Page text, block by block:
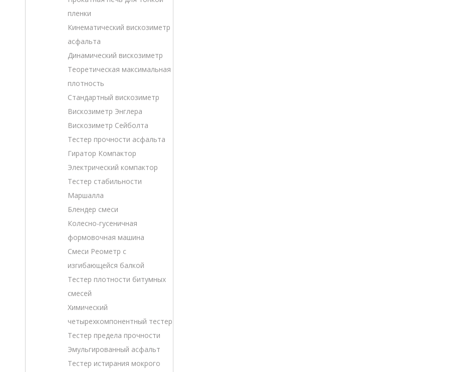
пленки
Кинематический вискозиметр
асфальта
Динамический вискозиметр
Теоретическая максимальная
плотность
Стандартный вискозиметр
Вискозиметр Энглера
Вискозиметр Сейболта
Тестер прочности асфальта
Гиратор Компактор
Электрический компактор
Тестер стабильности
Маршалла
Блендер смеси
Колесно-гусеничная
формовочная машина
Смеси Реометр с
изгибающейся балкой
Тестер плотности битумных
смесей
Химический
четырехкомпонентный тестер
Тестер предела прочности
Эмульгированный асфальт
Тестер истирания мокрого